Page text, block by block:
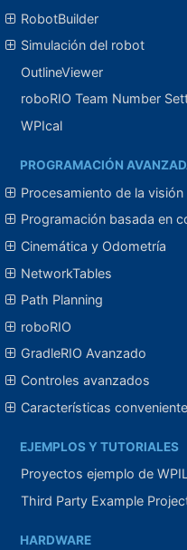
RobotBuilder
Simulación del robot
OutlineViewer
roboRIO Team Number
WPIcal
PROGRAMACIÓN
Procesamiento de la visión
Programación basada en
Cinemática y Odometría
NetworkTables
Path Planning
roboRIO
GradleRIO Avanzado
Controles avanzados
Características
EJEMPLOS Y TUTORIALES
Proyectos ejemplo de
Third Party Example
HARDWARE